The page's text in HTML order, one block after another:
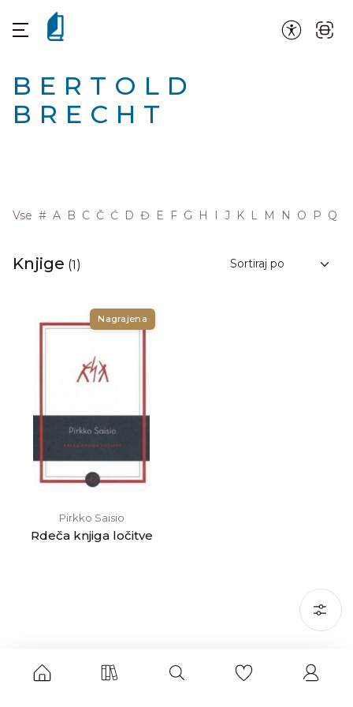
BERTOLD
BRECHT
Vse # A B C Č Ć D Đ E F G H I J K L M N O P Q
Knjige (1)
Nagrajena
Pirkko Saisio
Rdeča knjiga ločitve